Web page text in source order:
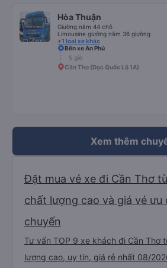
Hòa Thuận
Giường nằm 44 chỗ
Limousine giường nằm 36 giường
+1 loại xe khác
Bến xe An Phú
5 giờ
Cần Thơ (Dọc Quốc Lộ 1A)
Xem thêm
Đặt mua vé xe đi Cần Thơ
chất lượng cao và giá vé ưu
chuyến
Tư vấn TOP 9 xe khách đi Cần Thơ
lượng cao, uy tín, giá rẻ nhất 08/